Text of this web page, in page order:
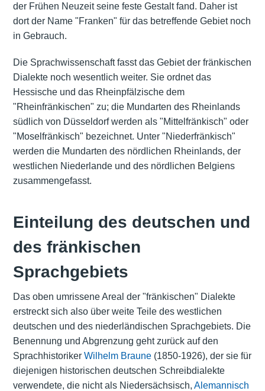
der Frühen Neuzeit seine feste Gestalt fand. Daher ist
dort der Name "Franken" für das betreffende Gebiet noch
in Gebrauch.
Die Sprachwissenschaft fasst das Gebiet der fränkischen
Dialekte noch wesentlich weiter. Sie ordnet das
Hessische und das Rheinpfälzische dem
"Rheinfränkischen" zu; die Mundarten des Rheinlands
südlich von Düsseldorf werden als "Mittelfränkisch" oder
"Moselfränkisch" bezeichnet. Unter "Niederfränkisch"
werden die Mundarten des nördlichen Rheinlands, der
westlichen Niederlande und des nördlichen Belgiens
zusammengefasst.
Einteilung des deutschen und
des fränkischen
Sprachgebiets
Das oben umrissene Areal der "fränkischen" Dialekte
erstreckt sich also über weite Teile des westlichen
deutschen und des niederländischen Sprachgebiets. Die
Benennung und Abgrenzung geht zurück auf den
Sprachhistoriker Wilhelm Braune(1850-1926), der sie für
diejenigen historischen deutschen Schreibdialekte
verwendete, die nicht als Niedersächsisch, Alemannisch